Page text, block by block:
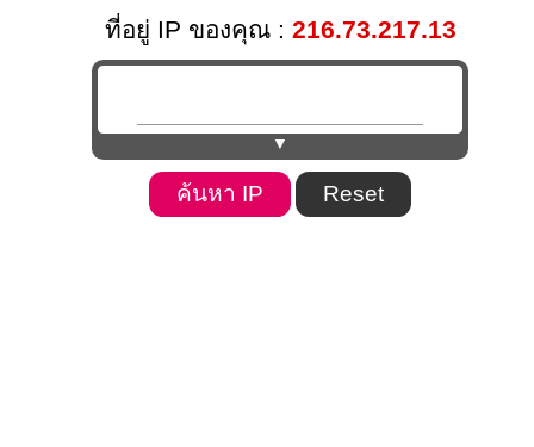
ที่อยู่ IP ของคุณ : 216.73.217.13
▼